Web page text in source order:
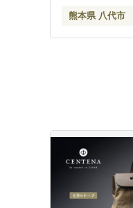
熊本県 八代市